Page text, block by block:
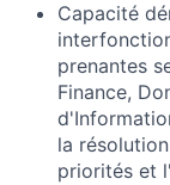
Capacité
prenantes
Finance,
la
priorités et